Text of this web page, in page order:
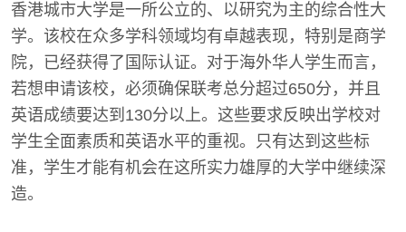
香港城市大学是一所公立的、以研究为主的综合性大
学。该校在众多学科领域均有卓越表现，特别是商学
院，已经获得了国际认证。对于海外华人学生而言，
若想申请该校，必须确保联考总分超过650分，并且
英语成绩要达到130分以上。这些要求反映出学校对
学生全面素质和英语水平的重视。只有达到这些标
准，学生才能有机会在这所实力雄厚的大学中继续深
造。